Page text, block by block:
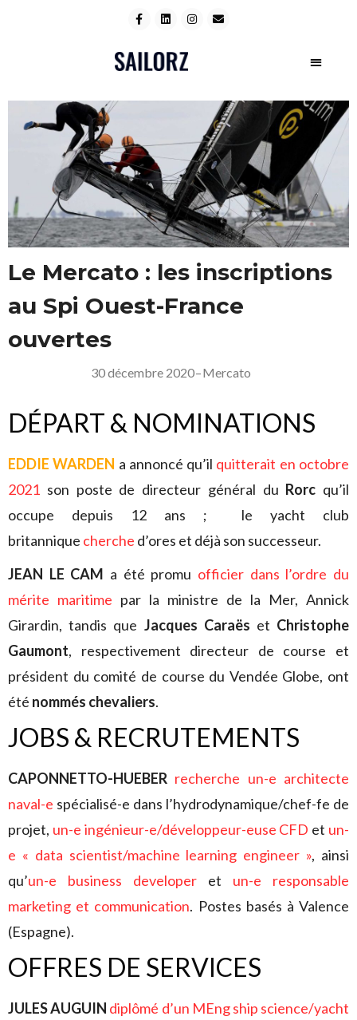
Le Mercato : les inscriptions
au Spi Ouest-France
ouvertes
30 décembre 2020–Mercato
DÉPART & NOMINATIONS
EDDIE WARDEN a annoncé qu’il quitterait en octobre
2021 son poste de directeur général du Rorc qu’il
occupe depuis 12 ans ; le yacht club
britannique cherche d’ores et déjà son successeur.
JEAN LE CAM a été promu officier dans l’ordre du
mérite maritime par la ministre de la Mer, Annick
Girardin, tandis que Jacques Caraës et Christophe
Gaumont, respectivement directeur de course et
président du comité de course du Vendée Globe, ont
été nommés chevaliers.
JOBS & RECRUTEMENTS
CAPONNETTO-HUEBER recherche un-e architecte
naval-e spécialisé-e dans l’hydrodynamique/chef-fe de
projet, un-e ingénieur-e/développeur-euse CFD et un-
e « data scientist/machine learning engineer », ainsi
qu’un-e business developer et un-e responsable
marketing et communication. Postes basés à Valence
(Espagne).
OFFRES DE SERVICES
JULES AUGUIN diplômé d’un MEng ship science/yacht